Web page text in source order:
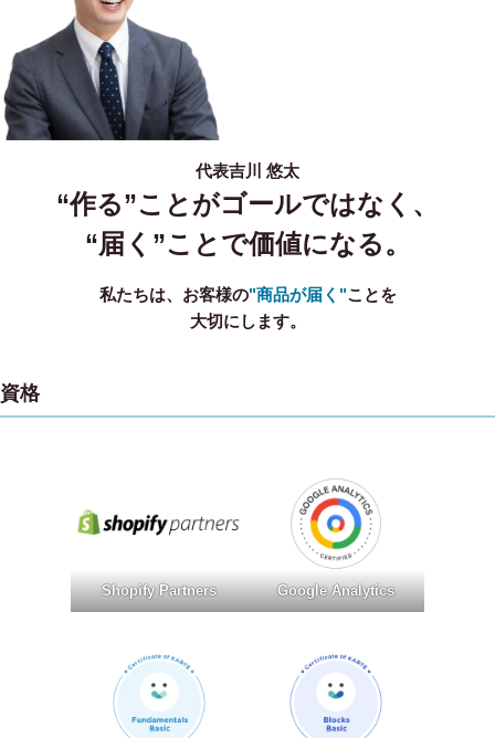
代表吉川 悠太
“作る”ことがゴールではなく、
“届く”ことで価値になる。
私たちは、お客様の"商品が届く"ことを
大切にします。
資格
Shopify Partners Google Analytics